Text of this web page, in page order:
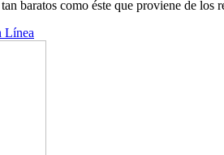
baratos como éste que proviene de los
Línea